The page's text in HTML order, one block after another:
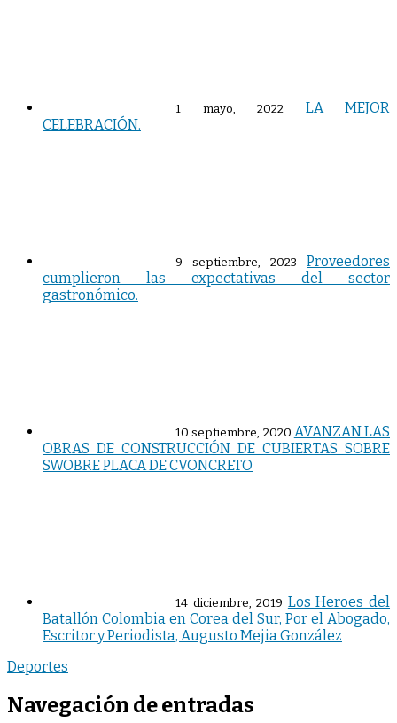
1 mayo, 2022
LA MEJOR
CELEBRACIÓN.
9 septiembre, 2023
Proveedores
cumplieron las expectativas del sector
gastronómico.
10 septiembre, 2020 AVANZAN LAS
OBRAS DE CONSTRUCCIÓN DE CUBIERTAS SOBRE
SWOBRE PLACA DE CVONCRETO
14 diciembre, 2019 Los Heroes del
Batallón Colombia en Corea del Sur, Por el Abogado,
Escritor y Periodista, Augusto Mejia González
Deportes
Navegación de entradas